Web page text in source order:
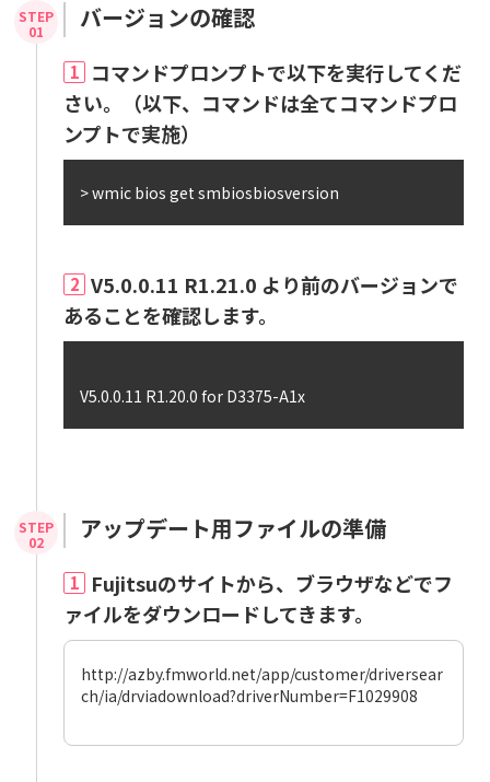
バージョンの確認
1
コマンドプロンプトで以下を実行してくだ
さい。（以下、コマンドは全てコマンドプロ
ンプトで実施）
> wmic bios get smbiosbiosversion
2 V5.0.0.11 R1.21.0 より前のバージョンで
あることを確認します。
V5.0.0.11 R1.20.0 for D3375-A1x
アップデート用ファイルの準備
1
Fujitsuのサイトから、ブラウザなどでフ
ァイルをダウンロードしてきます。
http://azby.fmworld.net/app/customer/driversear
ch/ia/drviadownload?driverNumber=F1029908